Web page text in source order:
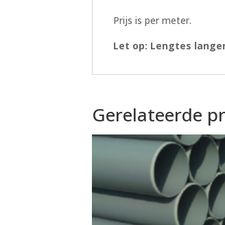
Prijs is per meter.
Let op: Lengtes
Gerelateerde